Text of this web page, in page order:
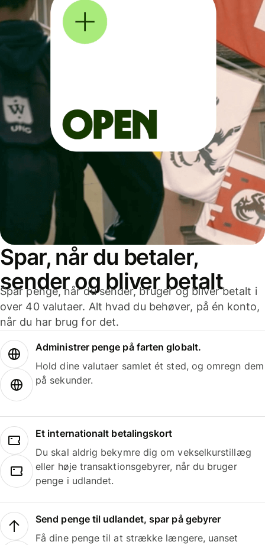
Spar, når du betaler,
sender og bliver betalt
Spar penge, når du sender, bruger og bliver betalt i
over 40 valutaer. Alt hvad du behøver, på én konto,
når du har brug for det.
Administrer penge på farten globalt.
Hold dine valutaer samlet ét sted, og omregn dem
på sekunder.
Et internationalt betalingskort
Du skal aldrig bekymre dig om vekselkurstillæg
eller høje transaktionsgebyrer, når du bruger
penge i udlandet.
Send penge til udlandet, spar på gebyrer
Få dine penge til at strække længere, uanset